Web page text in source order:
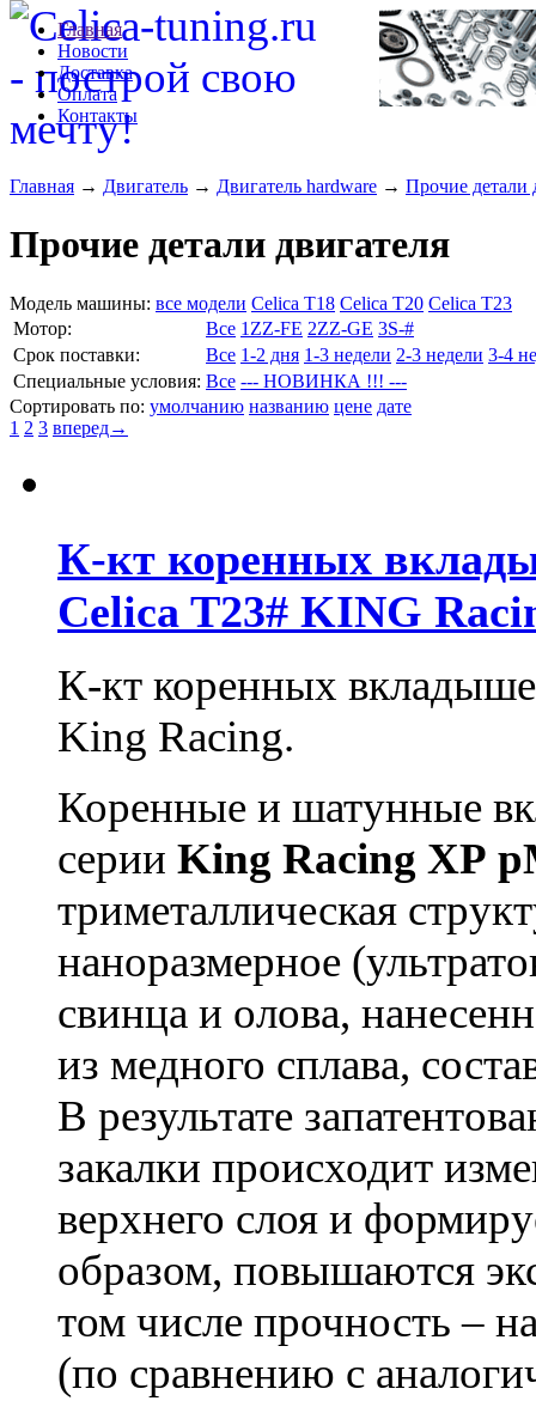
Главная
Новости
Доставка
Оплата
Контакты
Главная → Двигатель → Двигатель hardware → Прочие детали
Прочие детали двигателя
Модель машины: все модели Celica T18 Celica T20 Celica T23
Мотор:
Все 1ZZ-FE 2ZZ-GE 3S-#
Cрок поставки:
Все 1-2 дня 1-3 недели 2-3 недели 3-4
Специальные условия: Все --- НОВИНКА !!! ---
Сортировать по: умолчанию названию цене дате
1 2 3 вперед→
К-кт коренных
Celica T23# KING
К-кт коренных
King Racing.
Коренные и шатунные
серии King Racing XP
триметаллическая
наноразмерное
свинца и олова,
из медного сплава,
В результате
закалки происходит
верхнего слоя и
образом, повышаются
том числе прочность –
(по сравнению с